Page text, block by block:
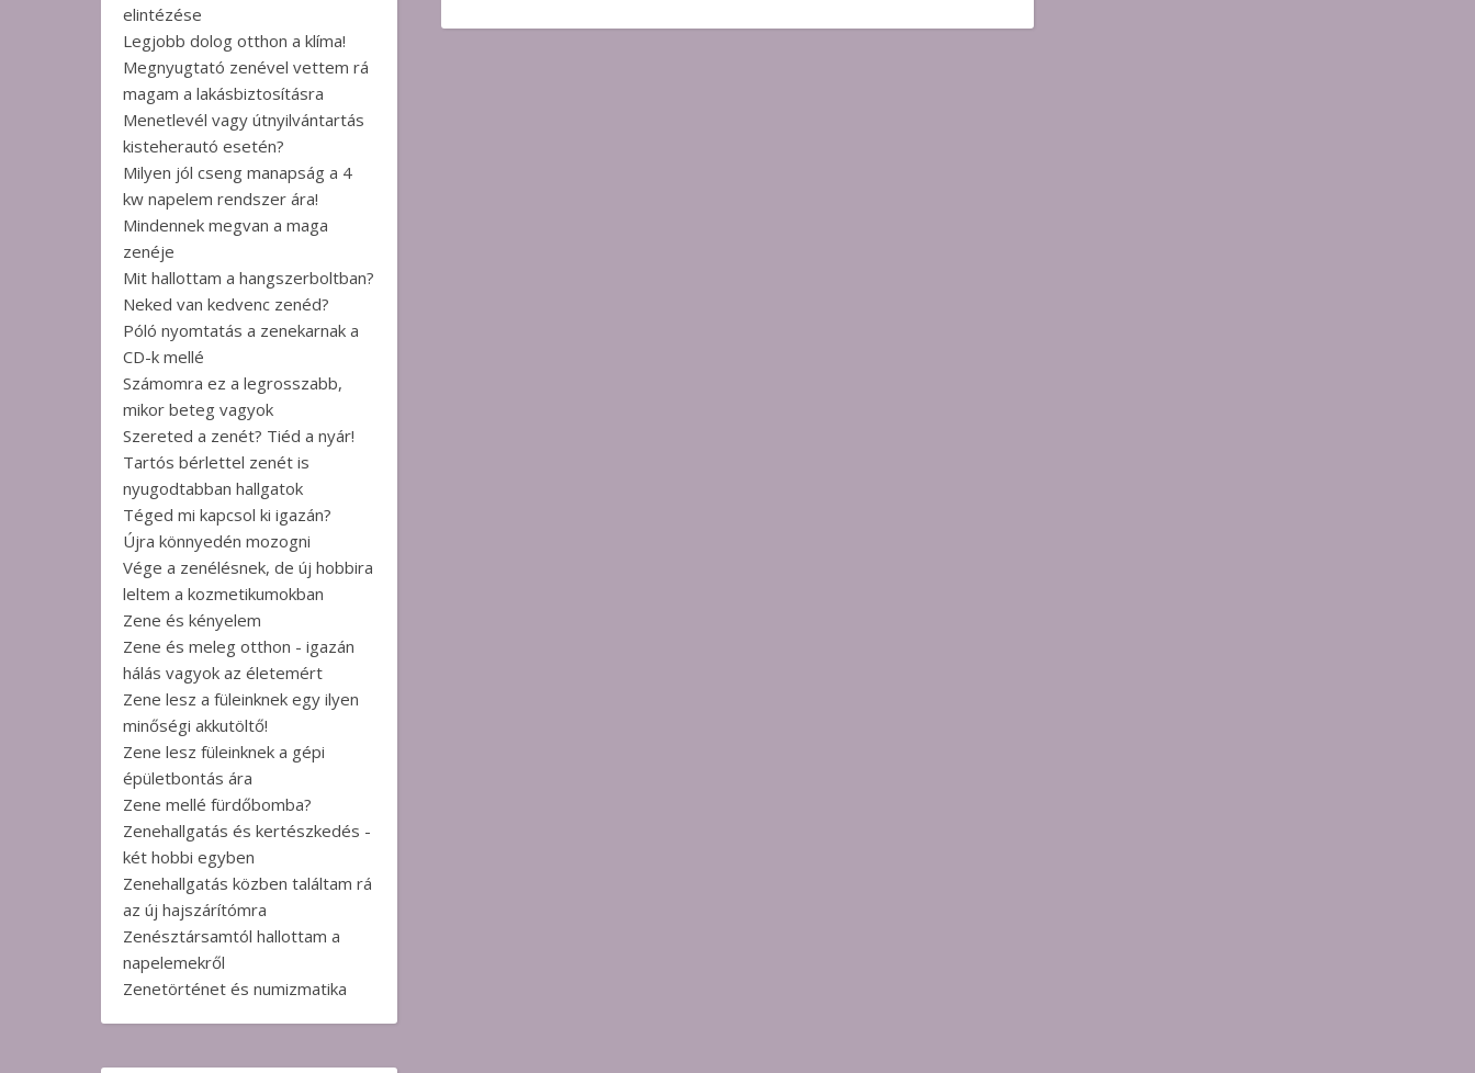
elintézése
Legjobb dolog otthon a klíma!
Megnyugtató zenével vettem rá
magam a lakásbiztosításra
Menetlevél vagy útnyilvántartás
kisteherautó esetén?
Milyen jól cseng manapság a 4
kw napelem rendszer ára!
Mindennek megvan a maga
zenéje
Mit hallottam a hangszerboltban?
Neked van kedvenc zenéd?
Póló nyomtatás a zenekarnak a
CD-k mellé
Számomra ez a legrosszabb,
mikor beteg vagyok
Szereted a zenét? Tiéd a nyár!
Tartós bérlettel zenét is
nyugodtabban hallgatok
Téged mi kapcsol ki igazán?
Újra könnyedén mozogni
Vége a zenélésnek, de új hobbira
leltem a kozmetikumokban
Zene és kényelem
Zene és meleg otthon - igazán
hálás vagyok az életemért
Zene lesz a füleinknek egy ilyen
minőségi akkutöltő!
Zene lesz füleinknek a gépi
épületbontás ára
Zene mellé fürdőbomba?
Zenehallgatás és kertészkedés -
két hobbi egyben
Zenehallgatás közben találtam rá
az új hajszárítómra
Zenésztársamtól hallottam a
napelemekről
Zenetörténet és numizmatika